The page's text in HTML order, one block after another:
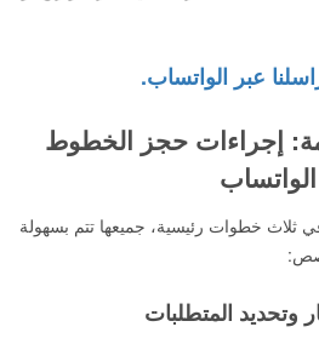
عبر الواتساب.
إجراءات حجز الخطوط
ثلاث خطوات رئيسية، جميعها تتم بسهولة